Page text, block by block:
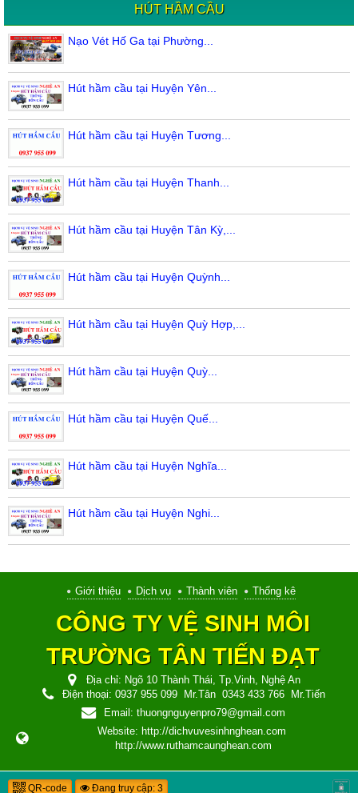
HÚT HẦM CẦU
Nạo Vét Hố Ga tại Phường...
Hút hầm cầu tại Huyện Yên...
Hút hầm cầu tại Huyện Tương...
Hút hầm cầu tại Huyện Thanh...
Hút hầm cầu tại Huyện Tân Kỳ,...
Hút hầm cầu tại Huyện Quỳnh...
Hút hầm cầu tại Huyện Quỳ Hợp,...
Hút hầm cầu tại Huyện Quỳ...
Hút hầm cầu tại Huyện Quế...
Hút hầm cầu tại Huyện Nghĩa...
Hút hầm cầu tại Huyện Nghi...
Giới thiệu Dịch vụ Thành viên Thống kê
CÔNG TY VỆ SINH MÔI
TRƯỜNG TÂN TIẾN ĐẠT
Địa chỉ: Ngõ 10 Thành Thái, Tp.Vinh, Nghệ An
Điện thoại: 0937 955 099 Mr.Tân 0343 433 766
Mr.Tiến
Email: thuongnguyenpro79@gmail.com
Website: http://dichvuvesinhnghean.com
http://www.ruthamcaunghean.com
QR-code Đang truy cập: 3